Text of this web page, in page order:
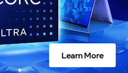
Learn More